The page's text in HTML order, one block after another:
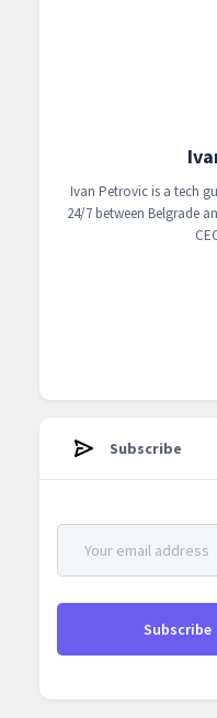
Ivan Petrovic is a tech
24/7 between Belgrade
Subscribe